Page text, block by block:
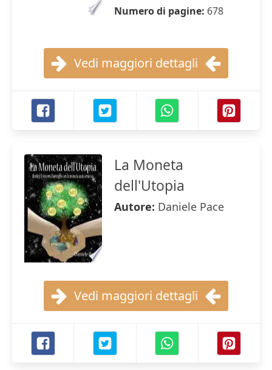
Numero di pagine: 678
Vedi maggiori dettagli
La Moneta
dell'Utopia
Autore: Daniele Pace
Vedi maggiori dettagli